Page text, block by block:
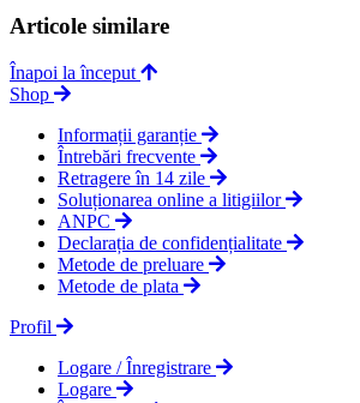
Articole similare
Înapoi la început
Shop
Informații garanție
Întrebări frecvente
Retragere în 14 zile
Soluționarea online a litigiilor
ANPC
Declarația de confidențialitate
Metode de preluare
Metode de plata
Profil
Logare / Înregistrare
Logare